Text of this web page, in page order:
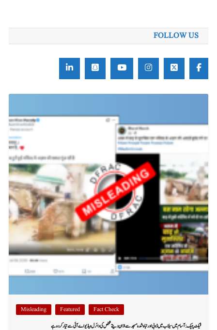
FOLLOW US
Fact Check
Featured
Misleading
فیکٹ چیک: آسام میں سیلاب میں ڈوبی اور تباہ شدہ مسجد سے اذان دیتے شخص کی وائرل ویڈیو اے آئی سے تیار کردہ ہے